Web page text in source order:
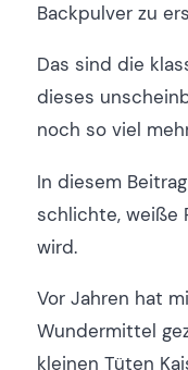
Backpulver zu
Das sind die
dieses
noch so viel
In diesem
schlichte, weiße
wird.
Vor Jahren hat
Wundermittel
kleinen Tüten